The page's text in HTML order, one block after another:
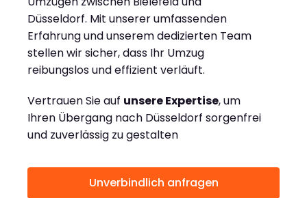
Düsseldorf. Mit unserer umfassenden
Erfahrung und unserem dedizierten Team
stellen wir sicher, dass Ihr Umzug
reibungslos und effizient verläuft.
Vertrauen Sie auf unsere Expertise, um
Ihren Übergang nach Düsseldorf sorgenfrei
und zuverlässig zu gestalten
Unverbindlich anfragen